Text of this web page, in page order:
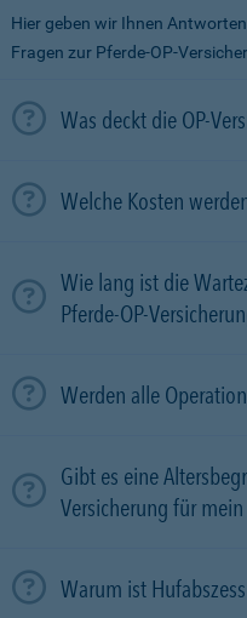
Hier geben wir Ihnen
Fragen zur Pferde-OP-
Was deckt die OP-
Welche Kosten
Wie lang ist die
Pferde-OP-
Werden alle
Gibt es eine
Versicherung für mein
Warum ist